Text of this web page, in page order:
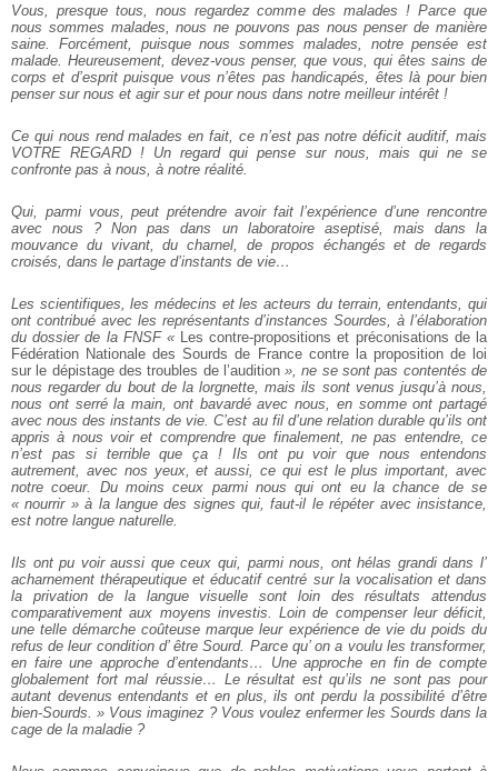
Vous, presque tous, nous regardez comme des malades ! Parce que
nous sommes malades, nous ne pouvons pas nous penser de manière
saine. Forcément, puisque nous sommes malades, notre pensée est
malade. Heureusement, devez-vous penser, que vous, qui êtes sains de
corps et d’esprit puisque vous n’êtes pas handicapés, êtes là pour bien
penser sur nous et agir sur et pour nous dans notre meilleur intérêt !
Ce qui nous rend malades en fait, ce n’est pas notre déficit auditif, mais
VOTRE REGARD ! Un regard qui pense sur nous, mais qui ne se
confronte pas à nous, à notre réalité.
Qui, parmi vous, peut prétendre avoir fait l’expérience d’une rencontre
avec nous ? Non pas dans un laboratoire aseptisé, mais dans la
mouvance du vivant, du charnel, de propos échangés et de regards
croisés, dans le partage d’instants de vie…
Les scientifiques, les médecins et les acteurs du terrain, entendants, qui
ont contribué avec les représentants d’instances Sourdes, à l’élaboration
du dossier de la FNSF « Les contre-propositions et préconisations de la
Fédération Nationale des Sourds de France contre la proposition de loi
sur le dépistage des troubles de l’audition», ne se sont pas contentés de
nous regarder du bout de la lorgnette, mais ils sont venus jusqu’à nous,
nous ont serré la main, ont bavardé avec nous, en somme ont partagé
avec nous des instants de vie. C’est au fil d’une relation durable qu’ils ont
appris à nous voir et comprendre que finalement, ne pas entendre, ce
n’est pas si terrible que ça ! Ils ont pu voir que nous entendons
autrement, avec nos yeux, et aussi, ce qui est le plus important, avec
notre coeur. Du moins ceux parmi nous qui ont eu la chance de se
« nourrir » à la langue des signes qui, faut-il le répéter avec insistance,
est notre langue naturelle.
Ils ont pu voir aussi que ceux qui, parmi nous, ont hélas grandi dans l’
acharnement thérapeutique et éducatif centré sur la vocalisation et dans
la privation de la langue visuelle sont loin des résultats attendus
comparativement aux moyens investis. Loin de compenser leur déficit,
une telle démarche coûteuse marque leur expérience de vie du poids du
refus de leur condition d’ être Sourd. Parce qu’ on a voulu les transformer,
en faire une approche d’entendants… Une approche en fin de compte
globalement fort mal réussie… Le résultat est qu’ils ne sont pas pour
autant devenus entendants et en plus, ils ont perdu la possibilité d’être
bien-Sourds. » Vous imaginez ? Vous voulez enfermer les Sourds dans la
cage de la maladie ?